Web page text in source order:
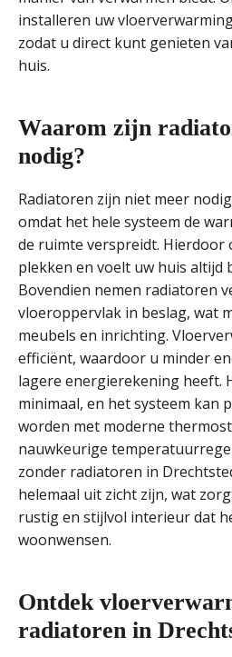
installeren uw
zodat u direct kunt genieten
huis.
Waarom zijn
nodig?
Radiatoren zijn niet meer
omdat het hele systeem de
de ruimte verspreidt. Hierdoor
plekken en voelt uw huis altijd
Bovendien nemen radiatoren
vloeroppervlak in beslag, wat
meubels en inrichting.
efficiënt, waardoor u minder
lagere energierekening heeft.
minimaal, en het systeem kan
worden met moderne
nauwkeurige
zonder radiatoren in
helemaal uit zicht zijn, wat
rustig en stijlvol interieur dat
woonwensen.
Ontdek
radiatoren in